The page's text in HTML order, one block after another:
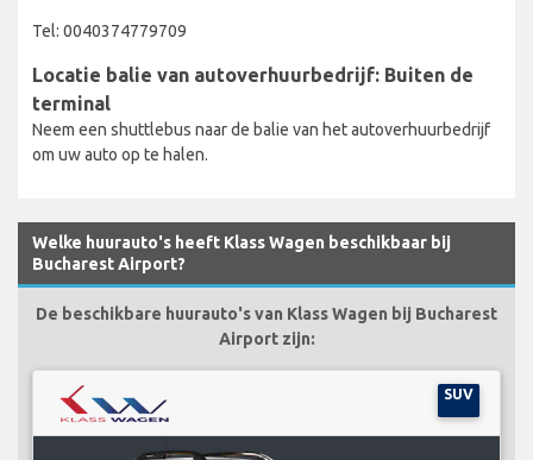
Tel: 0040374779709
Locatie balie van autoverhuurbedrijf: Buiten de
terminal
Neem een shuttlebus naar de balie van het autoverhuurbedrijf
om uw auto op te halen.
Welke huurauto's heeft Klass Wagen beschikbaar bij
Bucharest Airport?
De beschikbare huurauto's van Klass Wagen bij Bucharest
Airport zijn:
SUV